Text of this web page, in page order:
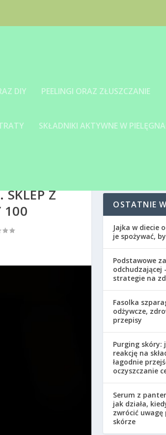
DIY PEELINGI ORAZ ZŁUSZCZANIE
SKŁADNIKI AKTYWNE W
Z
100
OSTATNIE
Jajka w diecie
je spożywać,
Podstawowe
odchudzającej
strategie na
Fasolka
odżywcze,
przepisy
Purging skóry:
reakcję na
łagodnie
oczyszczanie
Serum z
jak działa,
zwrócić
skórze